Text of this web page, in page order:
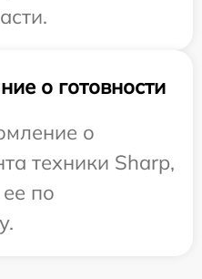
о готовности
о
техники Sharp,
по